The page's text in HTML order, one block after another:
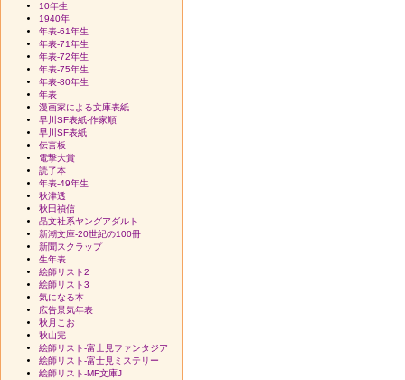
10年生
1940年
年表-61年生
年表-71年生
年表-72年生
年表-75年生
年表-80年生
年表
漫画家による文庫表紙
早川SF表紙-作家順
早川SF表紙
伝言板
電撃大賞
読了本
年表-49年生
秋津透
秋田禎信
晶文社系ヤングアダルト
新潮文庫-20世紀の100冊
新聞スクラップ
生年表
絵師リスト2
絵師リスト3
気になる本
広告景気年表
秋月こお
秋山完
絵師リスト-富士見ファンタジア
絵師リスト-富士見ミステリー
絵師リスト-MF文庫J